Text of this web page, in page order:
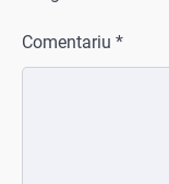
Comentariu *